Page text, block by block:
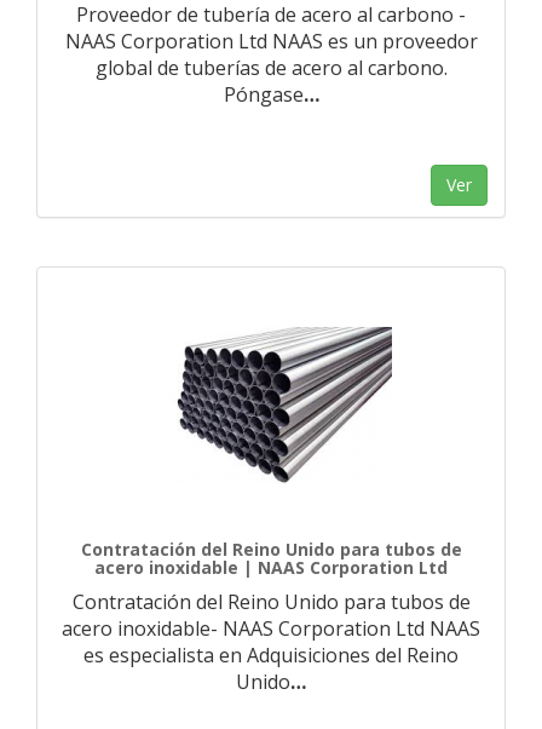
Proveedor de tubería de acero al carbono -
NAAS Corporation Ltd NAAS es un proveedor
global de tuberías de acero al carbono.
Póngase…
Ver
Contratación del Reino Unido para tubos de
acero inoxidable | NAAS Corporation Ltd
Contratación del Reino Unido para tubos de
acero inoxidable- NAAS Corporation Ltd NAAS
es especialista en Adquisiciones del Reino
Unido…